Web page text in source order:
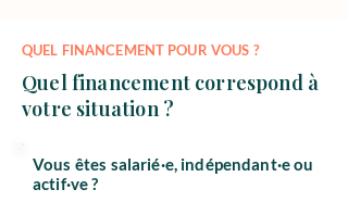
QUEL FINANCEMENT POUR VOUS ?
Quel financement correspond à
votre situation ?
Vous êtes salarié·e, indépendant·e ou
actif·ve ?